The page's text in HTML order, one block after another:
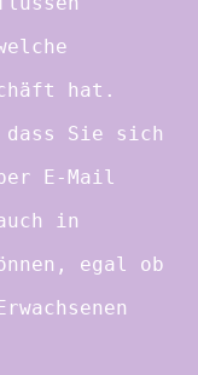
hat.
Sie sich
E-Mail
in
egal ob